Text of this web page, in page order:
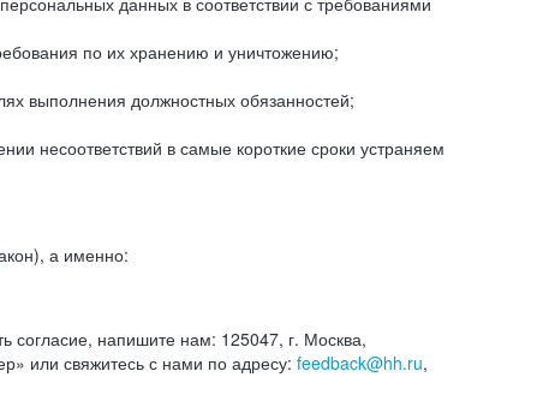
по их хранению и уничтожению;
выполнения должностных обязанностей;
несоответствий в самые короткие сроки устраняем
а именно:
согласие, напишите нам: 125047, г. Москва,
или свяжитесь с нами по адресу: feedback@hh.ru,